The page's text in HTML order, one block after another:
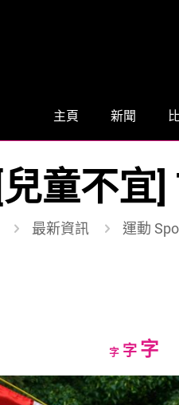
主頁 新聞
[兒童不宜
最新資訊 運動
字Decrease
size.
字Reset
size.
字